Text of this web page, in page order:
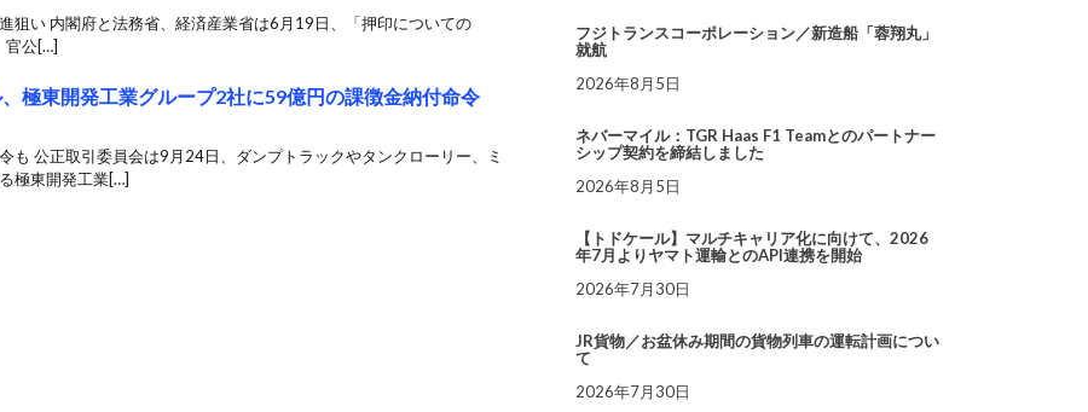
狙い 内閣府と法務省、経済産業省は6月19日、「押印についての
官公[…]
極東開発工業グループ2社に59億円の課徴金納付命令
も 公正取引委員会は9月24日、ダンプトラックやタンクローリー、ミ
極東開発工業[…]
フジトランスコーポレーション／新造船「蓉翔丸」
就航
2026年8月5日
ネバーマイル：TGR Haas F1 Teamとのパートナー
シップ契約を締結しました
2026年8月5日
【トドケール】マルチキャリア化に向けて、2026
年7月よりヤマト運輸とのAPI連携を開始
2026年7月30日
JR貨物／お盆休み期間の貨物列車の運転計画につい
て
2026年7月30日